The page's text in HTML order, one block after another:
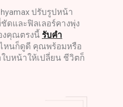
ปรับรูปหน้า
ดและฟิลเลอร์คางพุ่ง
งคุณตรงนี้ รับคำ
หนก็ดูดี คุณพร้อมหรือ
บหน้าให้เปลี่ยน ชีวิตก็